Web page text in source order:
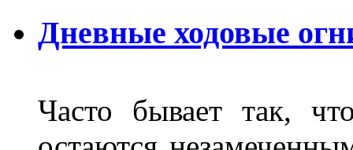
Дневные ходовые
Часто бывает так,